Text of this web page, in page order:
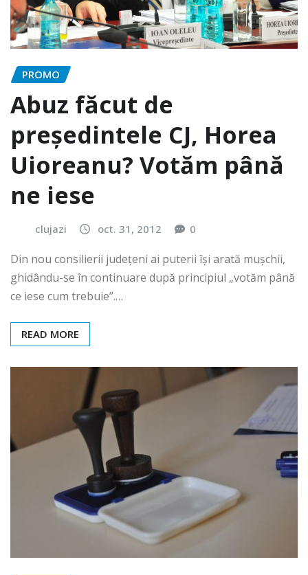
PROMO
Abuz făcut de
președintele CJ, Horea
Uioreanu? Votăm până
ne iese
clujazi oct. 31, 2012 0
Din nou consilierii județeni ai puterii își arată mușchii,
ghidându-se în continuare după principiul „votăm până
ce iese cum trebuie”.…
READ MORE